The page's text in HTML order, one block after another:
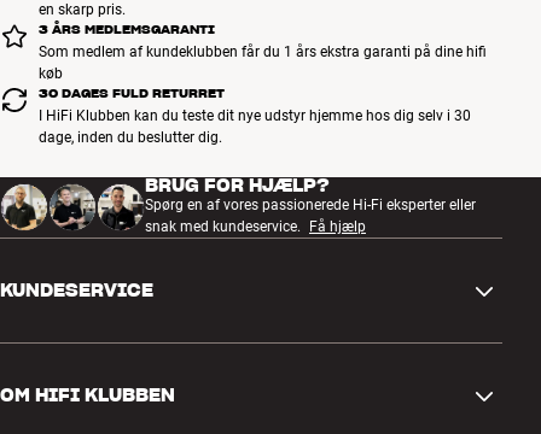
en skarp pris.
3 ÅRS MEDLEMSGARANTI
Som medlem af kundeklubben får du 1 års ekstra garanti på dine hifi
køb
30 DAGES FULD RETURRET
I HiFi Klubben kan du teste dit nye udstyr hjemme hos dig selv i 30
dage, inden du beslutter dig.
BRUG FOR HJÆLP?
Spørg en af vores passionerede Hi-Fi eksperter eller
snak med kundeservice.
Få hjælp
KUNDESERVICE
OM HIFI KLUBBEN